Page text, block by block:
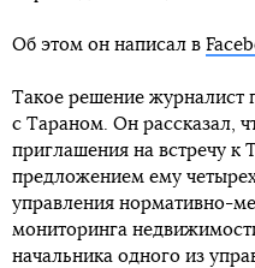
Об этом он написал в
Такое решение журналист
с Тараном. Он рассказал,
приглашения на встречу к
предложением ему
управления нормативно-
мониторинга
начальника одного из